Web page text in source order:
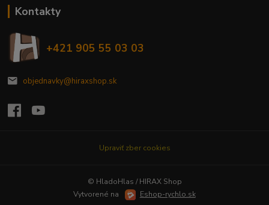
Kontakty
+421 905 55 03 03
objednavky@hiraxshop.sk
Upraviť zber cookies
© HladoHlas / HIRAX Shop
Vytvorené na
Eshop-rychlo.sk